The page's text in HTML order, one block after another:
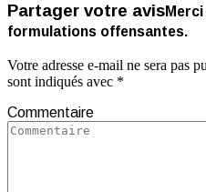
Partager votre avis
formulations offensantes.
Votre adresse e-mail ne sera pas
sont indiqués avec *
Commentaire